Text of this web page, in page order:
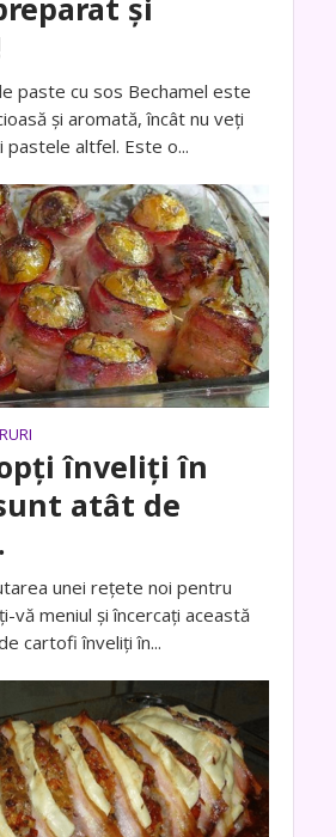
și
paste cu sos Bechamel este
și aromată, încât nu veți
pastele altfel. Este o...
înveliți în
atât de
unei rețete noi pentru
vă meniul și încercați această
cartofi înveliți în...